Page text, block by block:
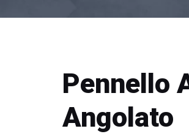
Pennello
Angolato